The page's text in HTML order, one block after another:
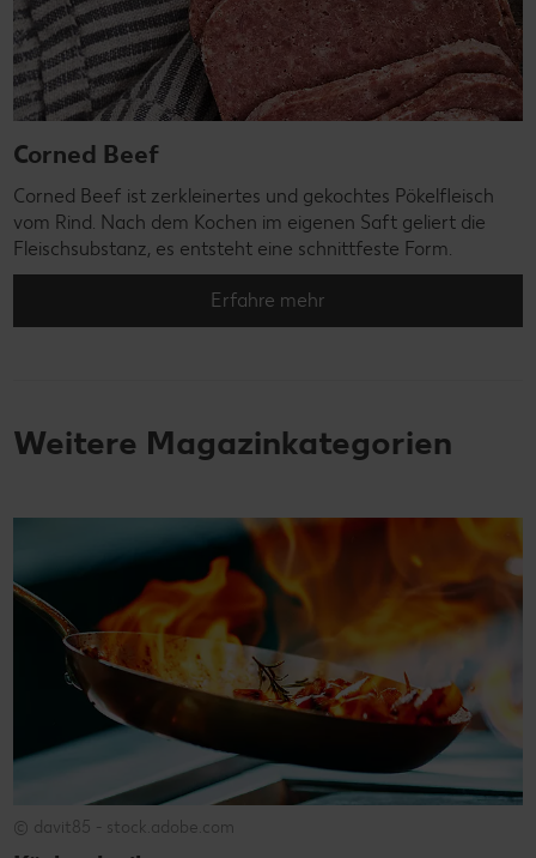
Corned Beef
Corned Beef ist zerkleinertes und gekochtes Pökelfleisch
vom Rind. Nach dem Kochen im eigenen Saft geliert die
Fleischsubstanz, es entsteht eine schnittfeste Form.
Erfahre mehr
Weitere Magazinkategorien
© davit85 - stock.adobe.com